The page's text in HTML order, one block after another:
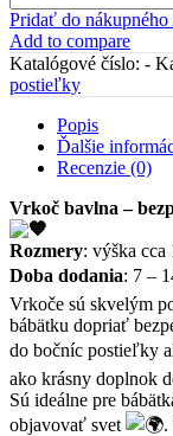
SIVÝ
Pridať do nákupného
Add to compare
Katalógové číslo: -
postieľky
Popis
Ďalšie
Recenzie (0)
Vrkoč bavlna –
Rozmery: výška cca
Doba dodania: 7 –
Vrkoče sú skvelým
bábätku dopriať
do bočníc postieľky
ako krásny doplnok
Sú ideálne pre
objavovať svet
.